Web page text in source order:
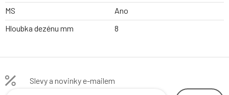
MS
Ano
Hloubka dezénu mm
8
Slevy a novinky e-mailem